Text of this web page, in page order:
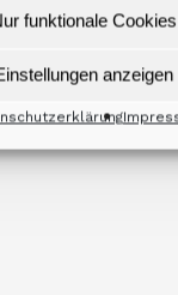
funktionale Cookies
anzeigen